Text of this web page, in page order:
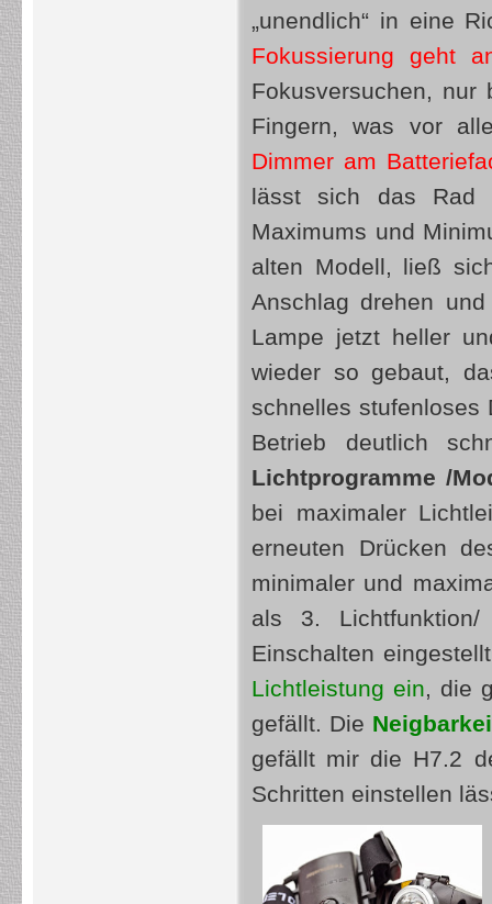
„unendlich“ in eine
Fokussierung geht
Fokusversuchen, nur
Fingern, was vor
Dimmer am
lässt sich das Rad
Maximums und
alten Modell, ließ
Anschlag drehen
Lampe jetzt heller
wieder so gebaut,
schnelles stufenloses
Betrieb deutlich
Lichtprogramme /
bei maximaler
erneuten Drücken
minimaler und
als 3.
Einschalten
Lichtleistung ein, die
gefällt. Die
gefällt mir die H7.2
Schritten einstellen